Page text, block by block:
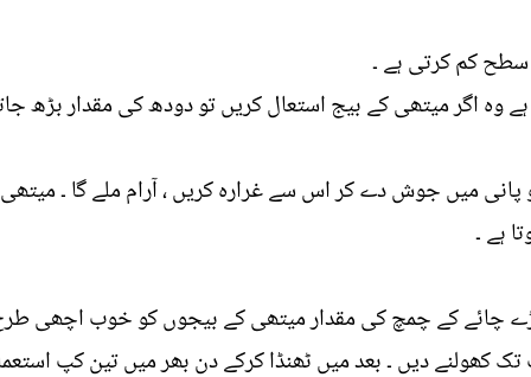
کم کرتی ہے ۔
وہ اگر میتھی کے بیج استعال کریں تو دودھ کی مقدار بڑھ
میں جوش دے کر اس سے غرارہ کریں ، آرام ملے گا ۔
ہے ۔
چائے کے چمچ کی مقدار میتھی کے بیجوں کو خوب اچھی
کھولنے دیں ۔ بعد میں ٹھنڈا کرکے دن بھر میں تین کپ